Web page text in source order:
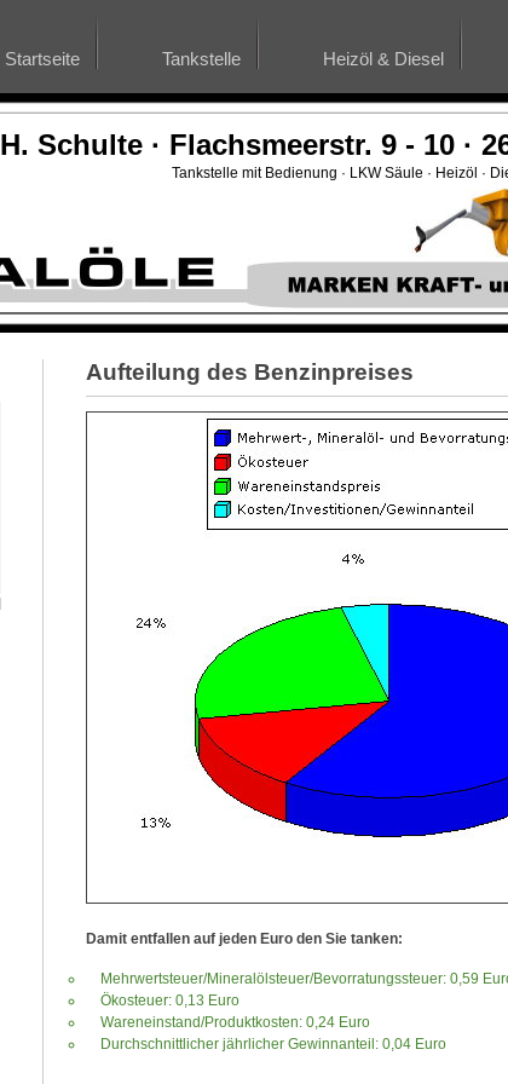
Startseite Tankstelle Heizöl & Diesel
H. Schulte · Flachsmeerstr. 9 - 10 ·
Tankstelle mit Bedienung · LKW Säule · Heizöl ·
Aufteilung des Benzinpreises
Damit entfallen auf jeden Euro den Sie tanken:
Mehrwertsteuer/Mineralölsteuer/Bevorratungssteuer: 0,59
Ökosteuer: 0,13 Euro
Wareneinstand/Produktkosten: 0,24 Euro
Durchschnittlicher jährlicher Gewinnanteil: 0,04 Euro